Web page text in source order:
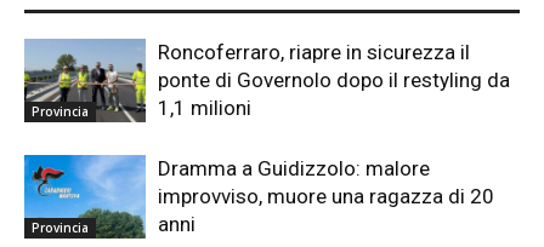
Provincia
Roncoferraro, riapre in sicurezza il
ponte di Governolo dopo il restyling da
1,1 milioni
Provincia
Dramma a Guidizzolo: malore
improvviso, muore una ragazza di 20
anni